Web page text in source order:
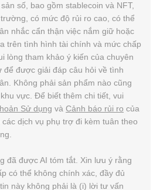
số, bao gồm stablecoin và NFT,
có mức độ rủi ro cao, có thể
nhắc cẩn thận việc nắm giữ hoặc
trên tình hình tài chính và mức chấp
lòng tham khảo ý kiến của chuyên
để được giải đáp câu hỏi về tình
Không phải sản phẩm nào cũng
vực. Để biết thêm chi tiết, vui
Sử dụng và Cảnh báo rủi ro của
dịch vụ phụ trợ đi kèm tuân theo
đã được AI tóm tắt. Xin lưu ý rằng
có thể không chính xác, đầy đủ
này không phải là (i) lời tư vấn